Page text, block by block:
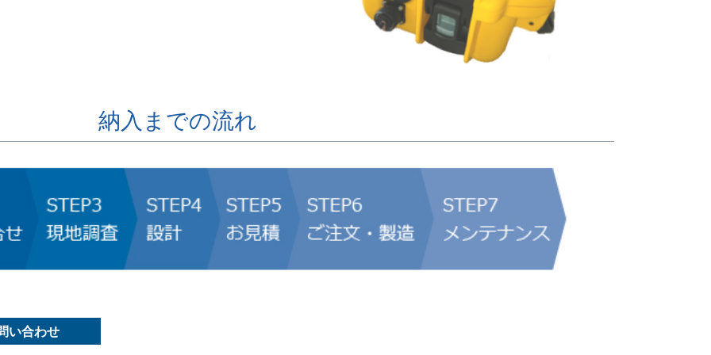
納入までの流れ
い合わせ